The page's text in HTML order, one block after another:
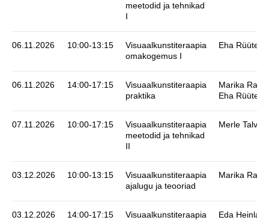
meetodid ja tehnikad
I
06.11.2026 10:00-13:15
Visuaalkunstiteraapia
omakogemus I
Eha Rüütel
06.11.2026 14:00-17:15
Visuaalkunstiteraapia
praktika
Marika
Eha Rüütel
07.11.2026 10:00-17:15
Visuaalkunstiteraapia
meetodid ja tehnikad
II
Merle Talvik
03.12.2026 10:00-13:15
Visuaalkunstiteraapia
ajalugu ja teooriad
Marika
03.12.2026 14:00-17:15
Visuaalkunstiteraapia
Eda Heinla